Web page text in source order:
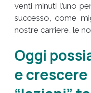
venti minuti l’uno
successo, come
nostre carriere, le
Oggi
e